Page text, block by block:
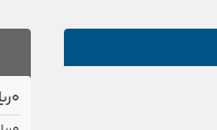
0ریال